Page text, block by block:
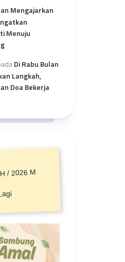
Mengajarkan
Menuju
Di Rabu Bulan
Langkah,
Doa Bekerja
/ 2026 M